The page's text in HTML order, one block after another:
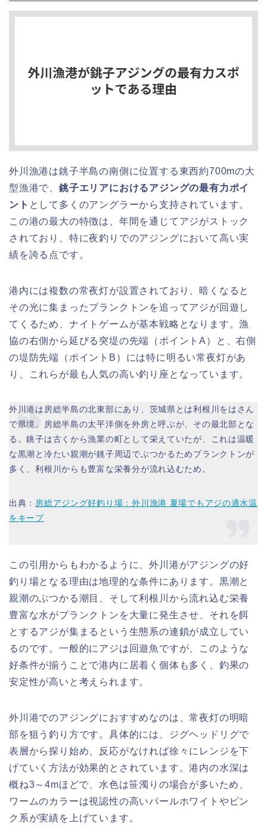
外川漁港は銚子半島の南側に位置する東西約700mの大
型漁港で、 銚子エリアにおけるアジングの最有力ポイ
ント として多くのアングラーから支持されています。
この港の最大の特徴は、年間を通じてアジがストック
されており、特に夜釣りでのアジングにおいて高い実
績を誇る点です。
港内には複数の常夜灯が設置されており、暗くなると
その光に集まったプランクトンを追ってアジが回遊し
てくるため、ナイトゲームが基本戦略となります。漁
協の右側から延びる突堤の先端（ポイントA）と、右側
の堤防先端（ポイントB）には特に明るい常夜灯があ
り、これらが最も人気の高い釣り座となっています。
外川港は房総半島の北東部にあり、茨城県とは利根川をはさん
で県境。房総半島の太平洋側を外房と呼ぶが、その最北部とな
る。銚子は古くから漁業の町として栄えていたが、これは温暖
な黒潮と冷たい親潮が銚子周辺でぶつかるためプランクトンが
多く、利根川からも豊富な栄養分が流れ込むため。
出典： 房総アジング好釣り場：外川漁港 夏場でもアジの適水温
をキープ
この引用からもわかるように、外川港がアジングの好
釣り場となる理由は地理的な条件にあります。黒潮と
親潮のぶつかる潮目、そして利根川から流れ込む栄養
豊富な水がプランクトンを大量に発生させ、それを餌
とするアジが集まるという生態系の連鎖が成立してい
るのです。一般的にアジは回遊魚ですが、このような
好条件が揃うことで港内に居着く個体も多く、釣果の
安定性が高いと考えられます。
外川港でのアジングにおすすめなのは、常夜灯の明暗
部を狙う釣り方です。具体的には、ジグヘッドリグで
表層から探り始め、反応がなければ徐々にレンジを下
げていく方法が効果的とされています。港内の水深は
概ね3～4mほどで、水色は笹濁りの場合が多いため、
ワームのカラーは視認性の高いパールホワイトやピン
ク系が実績を上げています。